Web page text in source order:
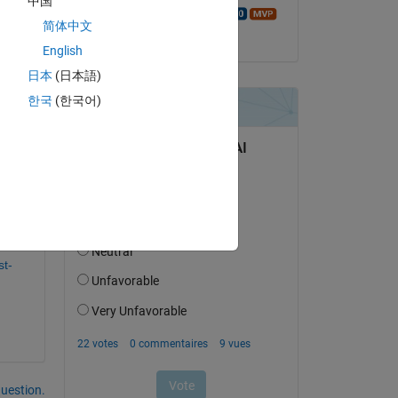
le 1 Oct 2015
简体中文
English
日本 (日本語)
한국 (한국어)